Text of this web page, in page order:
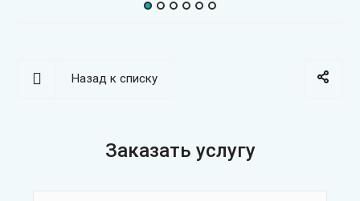
Назад к списку
Заказать услугу